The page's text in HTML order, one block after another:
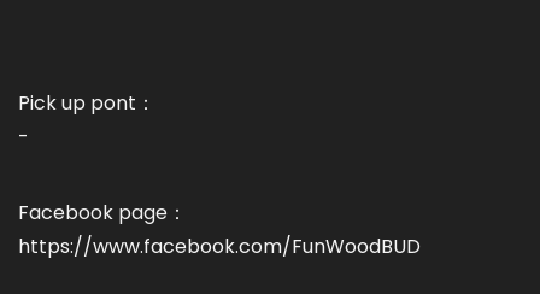
Pick up pont：
-
Facebook page：
https://www.facebook.com/FunWoodBUD